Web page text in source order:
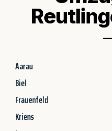
Aarau
Biel
Frauenfeld
Kriens